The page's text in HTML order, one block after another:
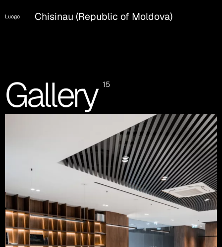
Luogo Chisinau (Republic of Moldova)
Gallery 15